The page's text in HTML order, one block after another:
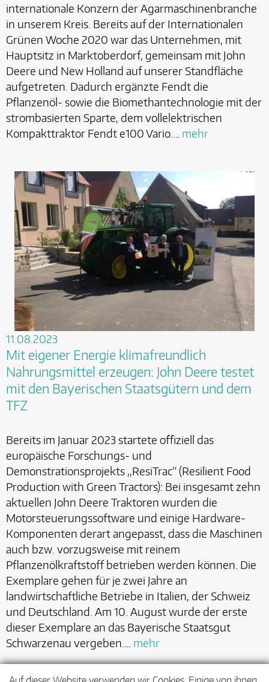
internationale Konzern der Agarmaschinenbranche
in unserem Kreis. Bereits auf der Internationalen
Grünen Woche 2020 war das Unternehmen, mit
Hauptsitz in Marktoberdorf, gemeinsam mit John
Deere und New Holland auf unserer Standfläche
aufgetreten. Dadurch ergänzte Fendt die
Pflanzenöl- sowie die Biomethantechnologie mit der
strombasierten Sparte, dem vollelektrischen
Kompakttraktor Fendt e100 Vario.… mehr
11.08.2023
Mit eigener Energie klimafreundlich
Nahrungsmittel erzeugen: John Deere testet
mit den Bayerischen Staatsgütern und dem
TFZ
Bereits im Januar 2023 startete offiziell das
europäische Forschungs- und
Demonstrationsprojekts „ResiTrac“ (Resilient Food
Production with Green Tractors): Bei insgesamt zehn
aktuellen John Deere Traktoren wurden die
Motorsteuerungssoftware und einige Hardware-
Komponenten derart angepasst, dass die Maschinen
auch bzw. vorzugsweise mit reinem
Pflanzenölkraftstoff betrieben werden können. Die
Exemplare gehen für je zwei Jahre an
landwirtschaftliche Betriebe in Italien, der Schweiz
und Deutschland. Am 10. August wurde der erste
dieser Exemplare an das Bayerische Staatsgut
Schwarzenau vergeben.… mehr